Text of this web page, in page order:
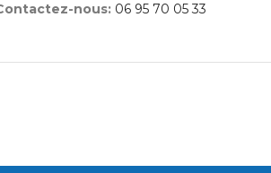
nous: 06 95 70 05 33